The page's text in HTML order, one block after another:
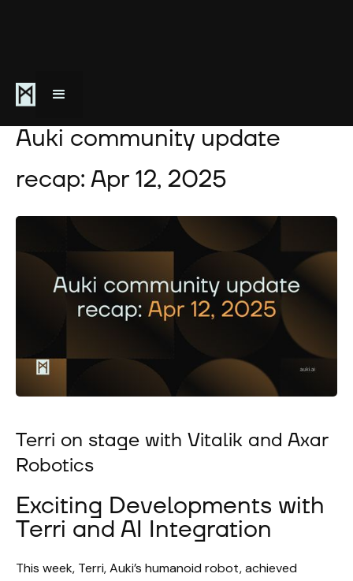
April 12, 2025
Auki community update
recap: Apr 12, 2025
Terri on stage with Vitalik and Axar
Robotics
Exciting Developments with
Terri and AI Integration
This week, Terri, Auki’s humanoid robot, achieved